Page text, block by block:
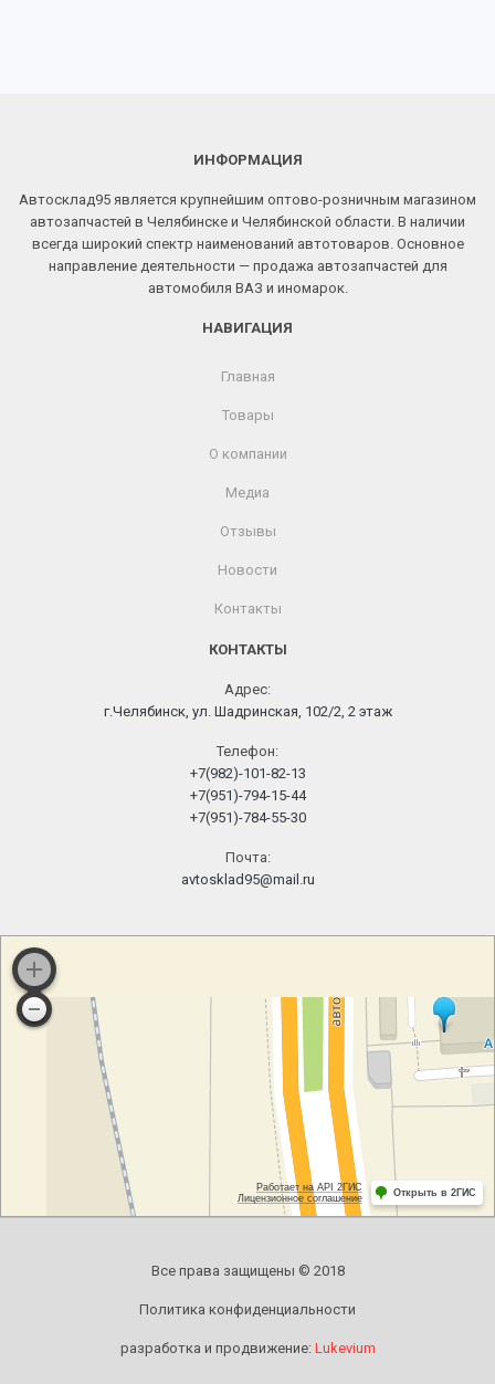
ИНФОРМАЦИЯ
Автосклад95 является крупнейшим оптово-розничным магазином
автозапчастей в Челябинске и Челябинской области. В наличии
всегда широкий спектр наименований автотоваров. Основное
направление деятельности — продажа автозапчастей для
автомобиля ВАЗ и иномарок.
НАВИГАЦИЯ
Главная
Товары
О компании
Медиа
Отзывы
Новости
Контакты
КОНТАКТЫ
Адрес:
г.Челябинск, ул. Шадринская, 102/2, 2 этаж
Телефон:
+7(982)-101-82-13
+7(951)-794-15-44
+7(951)-784-55-30
Почта:
avtosklad95@mail.ru
Все права защищены © 2018
Политика конфиденциальности
разработка и продвижение: Lukevium